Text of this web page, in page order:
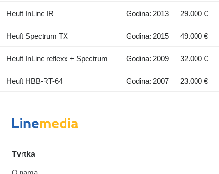
Heuft InLine IR Godina: 2013 29.000 €
Heuft Spectrum TX Godina: 2015 49.000 €
Heuft InLine reflexx + Spectrum Godina: 2009 32.000 €
Heuft HBB-RT-64 Godina: 2007 23.000 €
Tvrtka